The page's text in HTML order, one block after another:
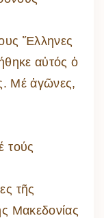
Ἕλληνες
αὐτός ὁ
Μέ ἀγῶνες,
τούς
τῆς
Μακεδονίας